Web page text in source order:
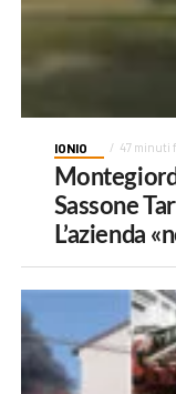
IONIO 47 minuti
Sassone
L’azienda